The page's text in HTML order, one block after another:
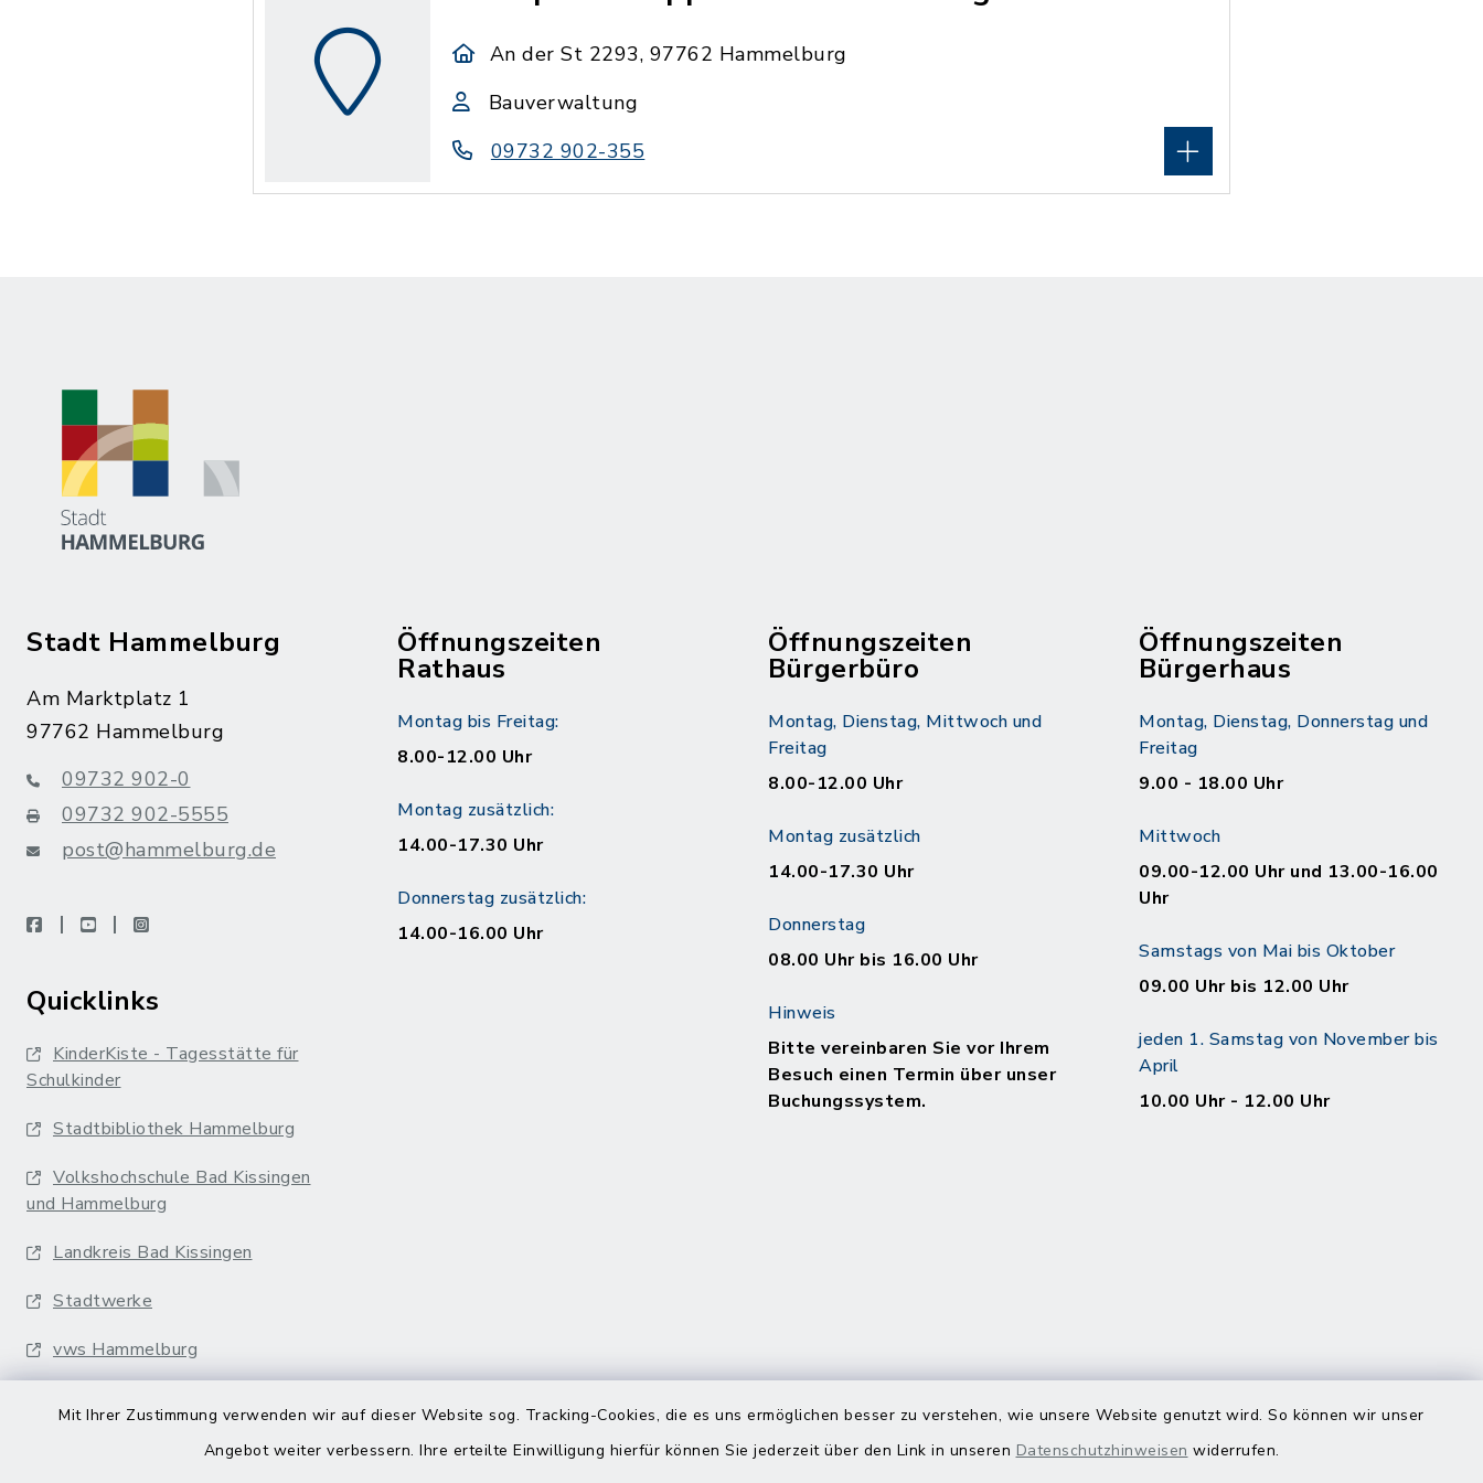
Mit Ihrer Zustimmung verwenden wir auf dieser Website sog. Tracking-Cookies, die es uns ermöglichen besser zu verstehen, wie unsere Website genutzt wird. So können wir unser
Angebot weiter verbessern. Ihre erteilte Einwilligung hierfür können Sie jederzeit über den Link in unseren Datenschutzhinweisen widerrufen.
An der St 2293, 97762 Hammelburg
Bauverwaltung
09732 902-355
Stadt Hammelburg
Am Marktplatz 1
97762 Hammelburg
09732 902-0
09732 902-5555
post@hammelburg.de
facebookyoutubeinstagram
Quicklinks
KinderKiste - Tagesstätte für
Schulkinder
Stadtbibliothek Hammelburg
Volkshochschule Bad Kissingen
und Hammelburg
Landkreis Bad Kissingen
Stadtwerke
vws Hammelburg
Öffnungszeiten
Rathaus
Montag bis Freitag:
8.00-12.00 Uhr
Montag zusätzlich:
14.00-17.30 Uhr
Donnerstag zusätzlich:
14.00-16.00 Uhr
Öffnungszeiten
Bürgerbüro
Montag, Dienstag, Mittwoch und
Freitag
8.00-12.00 Uhr
Montag zusätzlich
14.00-17.30 Uhr
Donnerstag
08.00 Uhr bis 16.00 Uhr
Hinweis
Bitte vereinbaren Sie vor Ihrem
Besuch einen Termin über unser
Buchungssystem.
Öffnungszeiten
Bürgerhaus
Montag, Dienstag, Donnerstag und
Freitag
9.00 - 18.00 Uhr
Mittwoch
09.00-12.00 Uhr und 13.00-16.00
Uhr
Samstags von Mai bis Oktober
09.00 Uhr bis 12.00 Uhr
jeden 1. Samstag von November bis
April
10.00 Uhr - 12.00 Uhr